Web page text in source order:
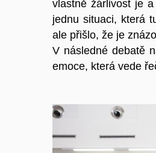
vlastně žárlivost je
jednu situaci, která
ale přišlo, že je
V následné debatě
emoce, která vede